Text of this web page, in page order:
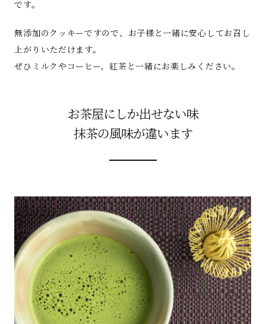
です。
無添加のクッキーですので、お子様と一緒に安心してお召し
上がりいただけます。
ぜひミルクやコーヒー、紅茶と一緒にお楽しみください。
お茶屋にしか出せない味
抹茶の風味が違います